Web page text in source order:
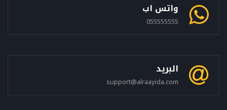
واتس اب
055555555
البريد
support@alraayida.com